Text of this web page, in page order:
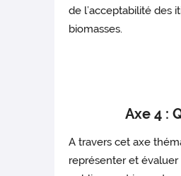
de l’acceptabilité des
biomasses.
Axe 4 :
A travers cet axe
représenter et